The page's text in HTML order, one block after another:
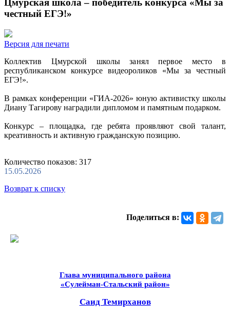
Цмурская школа – победитель конкурса «Мы за
честный ЕГЭ!»
Версия для печати
Коллектив Цмурской школы занял первое место в
республиканском конкурсе видеороликов «Мы за честный
ЕГЭ!».
В рамках конференции «ГИА-2026» юную активистку школы
Диану Тагирову наградили дипломом и памятным подарком.
Конкурс – площадка, где ребята проявляют свой талант,
креативность и активную гражданскую позицию.
Количество показов: 317
15.05.2026
Возврат к списку
Поделиться в:
Глава муниципального района
«Сулейман-Стальский район»
Саид Темирханов